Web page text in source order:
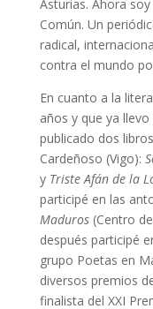
Asturias. Ahora
Común. Un
radical,
contra el mundo
En cuanto a la
años y que ya
publicado dos
Cardeñoso (Vigo):
y Triste Afán de la
participé en las
Maduros(Centro
después participé
grupo Poetas en
diversos premios
finalista del XXI